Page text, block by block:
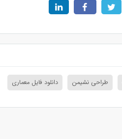
طراحی نشیمن دانلود فایل معماری